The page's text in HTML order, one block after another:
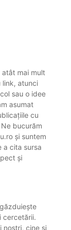
mai mult
link, atunci
sau o idee
asumat
cu
bucurăm
și suntem
a cita sursa
și
cercetării.
noștri, cine și